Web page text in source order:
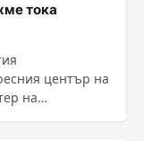
тока
център на
на